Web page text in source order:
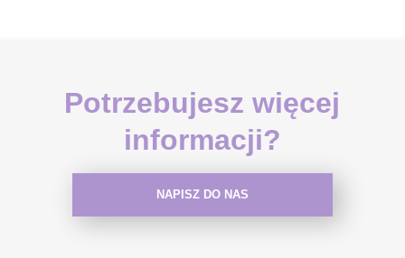
Potrzebujesz więcej
informacji?
NAPISZ DO NAS